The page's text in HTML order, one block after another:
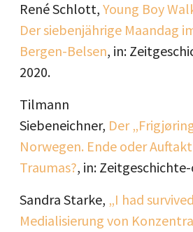
René Schlott, Young Boy
Der siebenjährige Maandag
Bergen-Belsen, in:
2020.
Tilmann
Siebeneichner, Der
Norwegen. Ende oder
Traumas?, in:
Sandra Starke, „I had
Medialisierung von